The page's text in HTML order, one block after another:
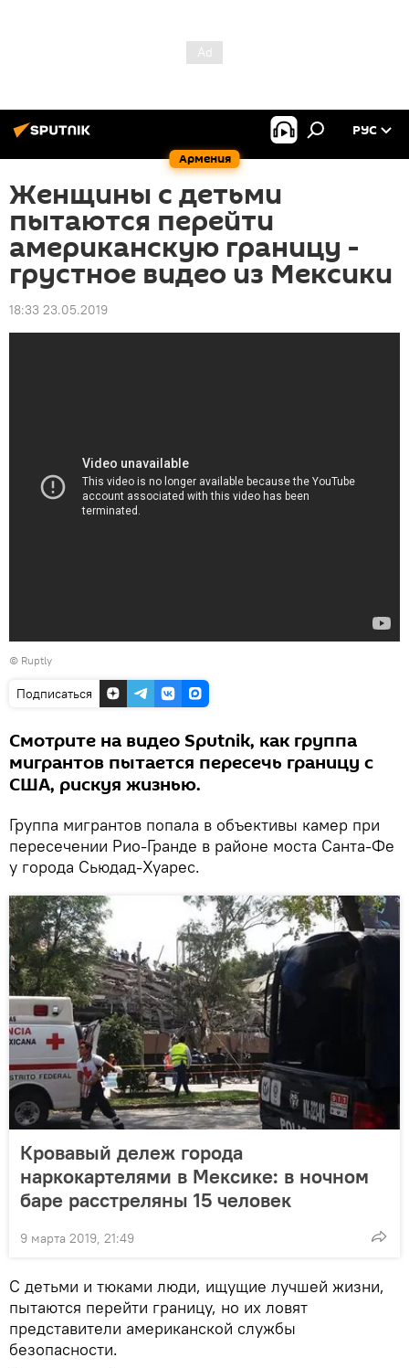
Армения
РУС
Женщины с детьми
пытаются перейти
американскую границу -
грустное видео из Мексики
18:33 23.05.2019
© Ruptly
Подписаться
Смотрите на видео Sputnik, как группа
мигрантов пытается пересечь границу с
США, рискуя жизнью.
Группа мигрантов попала в объективы камер при
пересечении Рио-Гранде в районе моста Санта-Фе
у города Сьюдад-Хуарес.
Кровавый дележ города
наркокартелями в Мексике: в ночном
баре расстреляны 15 человек
9 марта 2019, 21:49
С детьми и тюками люди, ищущие лучшей жизни,
пытаются перейти границу, но их ловят
представители американской службы
безопасности.